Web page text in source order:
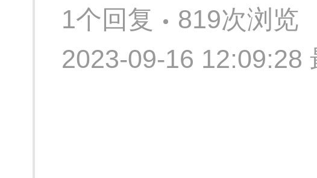
1个回复
819次浏览
2023-09-16 12:09:28